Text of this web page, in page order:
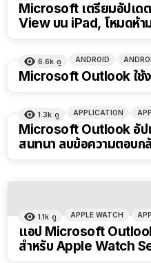
Microsoft เตรียมอัปเด
View บน iPad, โหมดห้า
6.6k ดู ANDROID
Microsoft Outlook ใช้
1.3k ดู APPLICATION
Microsoft Outlook อัปเ
สนทนา ลบข้อความตอบก
1.1k ดู APPLE WATCH
แอป Microsoft
สำหรับ Apple Watch